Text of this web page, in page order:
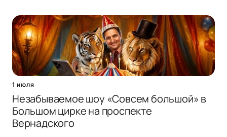
1 июля
Незабываемое шоу «Совсем большой» в
Большом цирке на проспекте
Вернадского